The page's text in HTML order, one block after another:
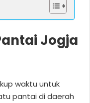
Jogja
waktu untuk
pantai di daerah